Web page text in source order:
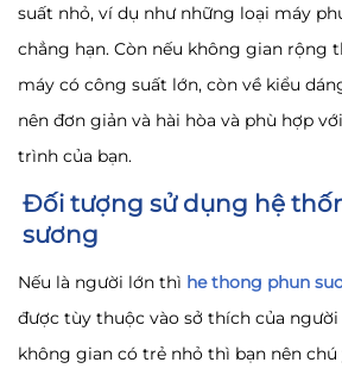
suất nhỏ, ví dụ như những loại máy
chẳng hạn. Còn nếu không gian rộng
máy có công suất lớn, còn về kiểu
nên đơn giản và hài hòa và phù hợp
trình của bạn.
Đối tượng sử dụng hệ
sương
Nếu là người lớn thì he thong phun
được tùy thuộc vào sở thích của người
không gian có trẻ nhỏ thì bạn nên